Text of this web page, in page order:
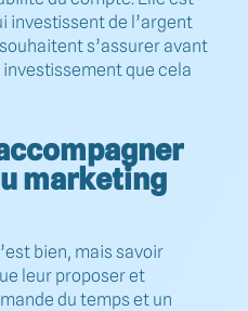
investissent de l’argent
s’assurer avant
que cela
marketing
bien, mais savoir
leur proposer et
du temps et un